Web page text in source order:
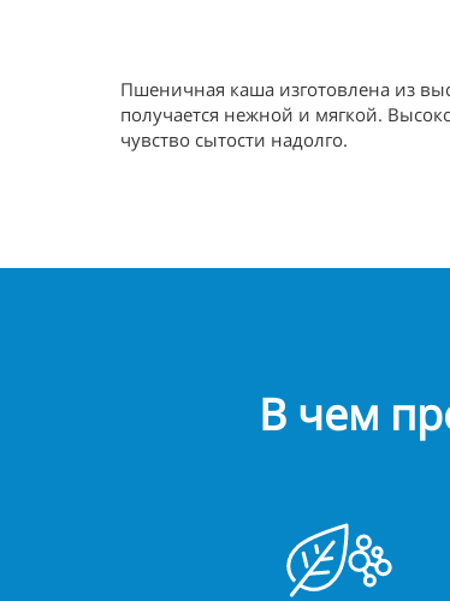
Пшеничная каша изготовлена из
получается нежной и мягкой.
чувство сытости надолго.
В чем